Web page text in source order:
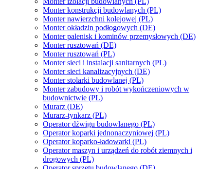
Monter konstrukcji budowlanych (PL)
Monter nawierzchni kolejowej (PL)
Monter okładzin podłogowych (DE)
Monter palenisk i kominów przemysłowych (DE)
Monter rusztowań (DE)
Monter rusztowań (PL)
Monter sieci i instalacji sanitarnych (PL)
Monter sieci kanalizacyjnych (DE)
Monter stolarki budowlanej (PL)
Monter zabudowy i robót wykończeniowych w
budownictwie (PL)
Murarz (DE)
Murarz-tynkarz (PL)
Operator dźwigu budowlanego (PL)
Operator koparki jednonaczyniowej (PL)
Operator koparko-ładowarki (PL)
Operator maszyn i urządzeń do robót ziemnych i
drogowych (PL)